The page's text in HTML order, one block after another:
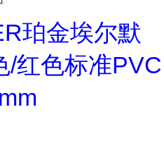
珀金埃尔默
/红色标准PVC